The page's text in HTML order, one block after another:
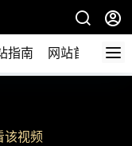
指南 网站首页
该视频